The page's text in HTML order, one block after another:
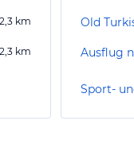
2,3 km
2,3 km
Old
Ausflug
Sport-